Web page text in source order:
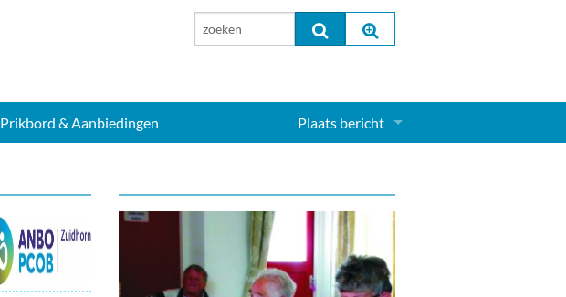
Prikbord & Aanbiedingen Plaats bericht